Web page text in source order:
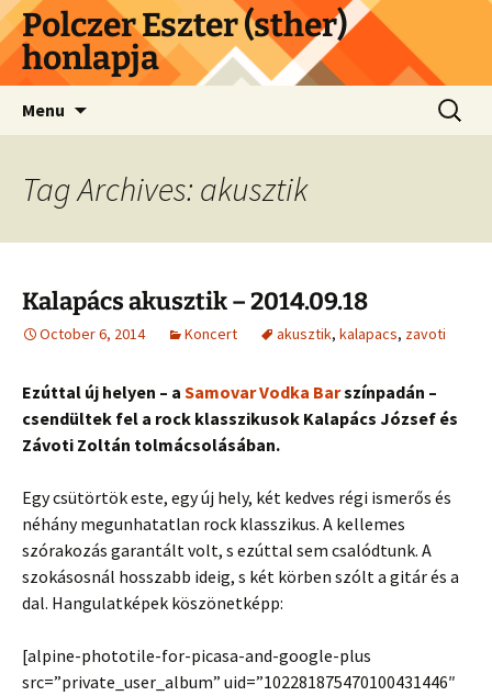
Skip
to
content
Polczer Eszter (sther)
honlapja
Menu
Search
for:
Tag Archives: akusztik
Kalapács akusztik – 2014.09.18
October 6, 2014 Koncert akusztik, kalapacs, zavoti
Ezúttal új helyen – a Samovar Vodka Barszínpadán –
csendültek fel a rock klasszikusok Kalapács József és
Závoti Zoltán tolmácsolásában.
Egy csütörtök este, egy új hely, két kedves régi ismerős és
néhány megunhatatlan rock klasszikus. A kellemes
szórakozás garantált volt, s ezúttal sem csalódtunk. A
szokásosnál hosszabb ideig, s két körben szólt a gitár és a
dal. Hangulatképek köszönetképp:
[alpine-phototile-for-picasa-and-google-plus
src=”private_user_album” uid=”102281875470100431446″